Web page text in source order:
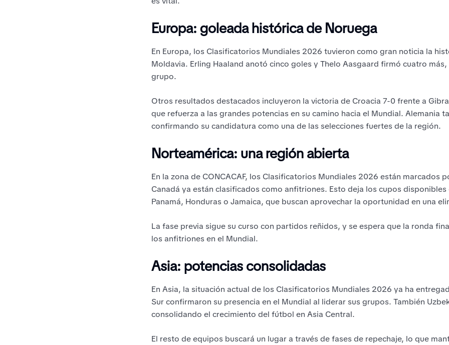
Europa: goleada histórica de Noruega
En Europa, los Clasificatorios Mundiales 2026 tuvieron como gran noticia la
Moldavia. Erling Haaland anotó cinco goles y Thelo Aasgaard firmó cuatro
grupo.
Otros resultados destacados incluyeron la victoria de Croacia 7-0 frente a
que refuerza a las grandes potencias en su camino hacia el Mundial. Alemania
confirmando su candidatura como una de las selecciones fuertes de la región.
Norteamérica: una región abierta
En la zona de CONCACAF, los Clasificatorios Mundiales 2026 están marcados
Canadá ya están clasificados como anfitriones. Esto deja los cupos
Panamá, Honduras o Jamaica, que buscan aprovechar la oportunidad en una
La fase previa sigue su curso con partidos reñidos, y se espera que la ronda
los anfitriones en el Mundial.
Asia: potencias consolidadas
En Asia, la situación actual de los Clasificatorios Mundiales 2026 ya ha
Sur confirmaron su presencia en el Mundial al liderar sus grupos. También
consolidando el crecimiento del fútbol en Asia Central.
El resto de equipos buscará un lugar a través de fases de repechaje, lo que